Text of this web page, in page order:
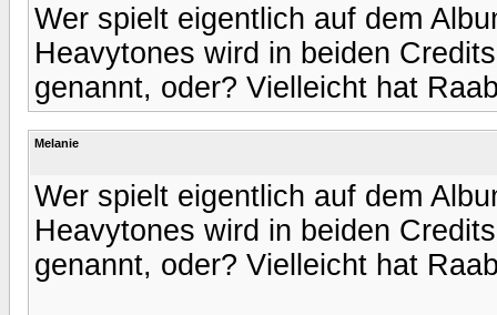
Wer spielt eigentlich auf dem
Heavytones wird in beiden
genannt, oder? Vielleicht hat
Melanie
Wer spielt eigentlich auf dem
Heavytones wird in beiden
genannt, oder? Vielleicht hat